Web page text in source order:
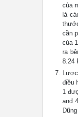
của
là
cần
của
ra
8.24
điều
1
and